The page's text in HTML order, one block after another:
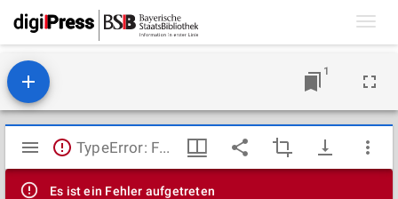
1
Mirador
Viewer
TypeError: Failed to fetch
Es ist ein Fehler aufgetreten